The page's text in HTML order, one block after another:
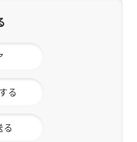
る
る